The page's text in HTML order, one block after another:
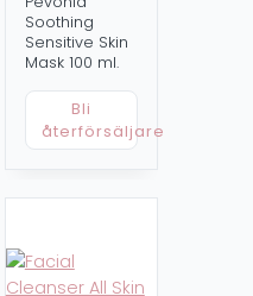
Soothing
Sensitive Skin
Mask 100 ml.
Bli
återförsäljare